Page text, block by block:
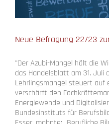
Neue Befragung 22/23
"Der Azubi-Mangel hält die
das Handelsblatt am 31. Juli
Lehrlingsmangel steuert auf
verschärft den
Energiewende und
Bundesinstituts für